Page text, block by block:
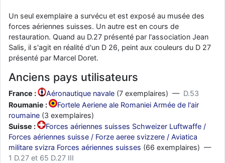
Un seul exemplaire a survécu et est exposé au musée des
forces aériennes suisses. Un autre est en cours de
restauration. Quand au D.27 présenté par l'association Jean
Salis, il s'agit en réalité d'un D 26, peint aux couleurs du D 27
présenté par Marcel Doret.
Anciens pays utilisateurs
France : Aéronautique navale (7 exemplaires) — D.53
Roumanie :
Fortele Aeriene ale Romaniei Armée de l'air
roumaine (3 exemplaires)
Suisse :
Forces aériennes suisses Schweizer Luftwaffe /
Forces aériennes suisse / Forze aeree svizzere / Aviatica
militare svizra Forces aériennes suisses (66 exemplaires) —
1 D.27 et 65 D.27 III